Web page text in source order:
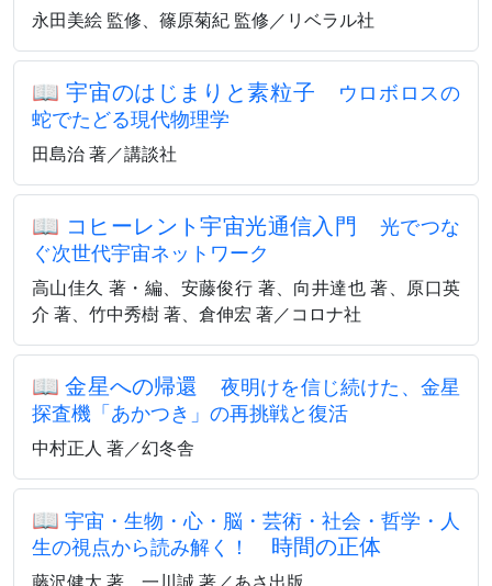
永田美絵 監修、篠原菊紀 監修／リベラル社
📖宇宙のはじまりと素粒子
ウロボロスの
蛇でたどる現代物理学
田島治 著／講談社
📖 コヒーレント宇宙光通信入門 光でつな
ぐ次世代宇宙ネットワーク
高山佳久 著・編、安藤俊行 著、向井達也 著、原口英
介 著、竹中秀樹 著、倉伸宏 著／コロナ社
📖金星への帰還 夜明けを信じ続けた、金星
探査機「あかつき」の再挑戦と復活
中村正人 著／幻冬舎
📖 宇宙・生物・心・脳・芸術・社会・哲学・人
生の視点から読み解く！
時間の正体